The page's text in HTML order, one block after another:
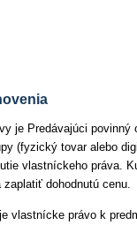
je Predávajúci povinný
(fyzický tovar alebo
vlastníckeho práva.
dohodnutú cenu.
vlastnícke právo k